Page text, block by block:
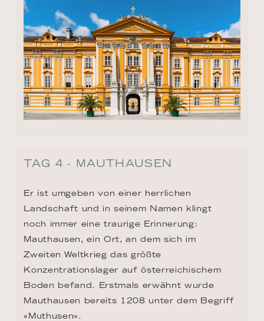
TAG 4 - MAUTHAUSEN
Er ist umgeben von einer herrlichen
Landschaft und in seinem Namen klingt
noch immer eine traurige Erinnerung:
Mauthausen, ein Ort, an dem sich im
Zweiten Weltkrieg das größte
Konzentrationslager auf österreichischem
Boden befand. Erstmals erwähnt wurde
Mauthausen bereits 1208 unter dem Begriff
«Muthusen».